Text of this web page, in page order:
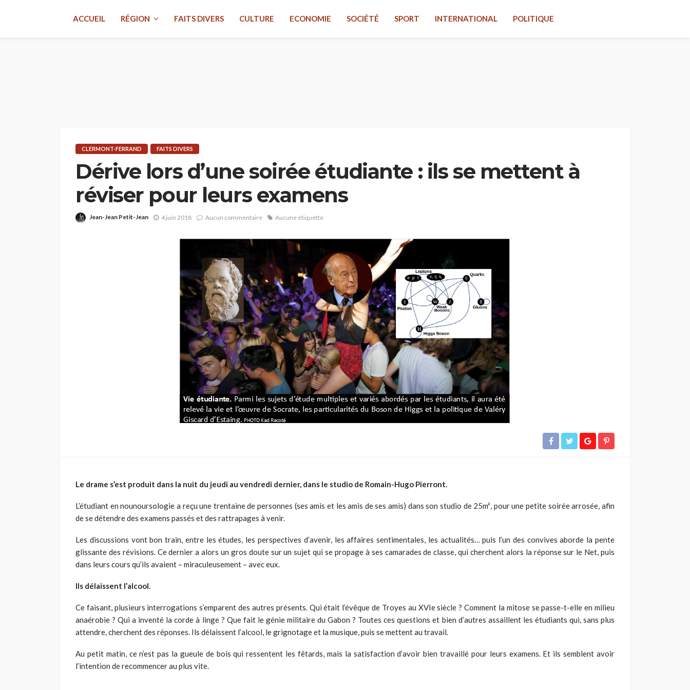
ACCUEIL RÉGION FAITS DIVERS CULTURE ECONOMIE SOCIÉTÉ SPORT INTERNATIONAL POLITIQUE
CLERMONT-FERRAND FAITS DIVERS
Dérive lors d’une soirée étudiante : ils se mettent à
réviser pour leurs examens
Jean-Jean Petit-Jean 4 juin 2018 Aucun commentaire Aucune étiquette
Le drame s’est produit dans la nuit du jeudi au vendredi dernier, dans le studio de Romain-Hugo Pierront.
L’étudiant en nounoursologie a reçu une trentaine de personnes (ses amis et les amis de ses amis) dans son studio de 25m², pour une petite soirée arrosée, afin
de se détendre des examens passés et des rattrapages à venir.
Les discussions vont bon train, entre les études, les perspectives d’avenir, les affaires sentimentales, les actualités… puis l’un des convives aborde la pente
glissante des révisions. Ce dernier a alors un gros doute sur un sujet qui se propage à ses camarades de classe, qui cherchent alors la réponse sur le Net, puis
dans leurs cours qu’ils avaient – miraculeusement – avec eux.
Ils délaissent l’alcool.
Ce faisant, plusieurs interrogations s’emparent des autres présents. Qui était l’évêque de Troyes au XVIe siècle ? Comment la mitose se passe-t-elle en milieu
anaérobie ? Qui a inventé la corde à linge ? Que fait le génie militaire du Gabon ? Toutes ces questions et bien d’autres assaillent les étudiants qui, sans plus
attendre, cherchent des réponses. Ils délaissent l’alcool, le grignotage et la musique, puis se mettent au travail.
Au petit matin, ce n’est pas la gueule de bois qui ressentent les fêtards, mais la satisfaction d’avoir bien travaillé pour leurs examens. Et ils semblent avoir
l’intention de recommencer au plus vite.